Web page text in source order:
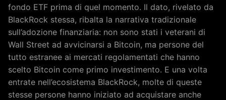
fondo ETF prima di quel momento. Il dato, rivelato da
BlackRock stessa, ribalta la narrativa tradizionale
sull’adozione finanziaria: non sono stati i veterani di
Wall Street ad avvicinarsi a Bitcoin, ma persone del
tutto estranee ai mercati regolamentati che hanno
scelto Bitcoin come primo investimento. E una volta
entrate nell’ecosistema BlackRock, molte di queste
stesse persone hanno iniziato ad acquistare anche